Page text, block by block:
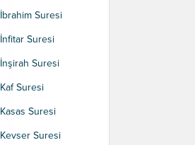
İbrahim Suresi
İnfitar Suresi
İnşirah Suresi
Kaf Suresi
Kasas Suresi
Kevser Suresi